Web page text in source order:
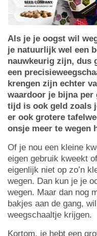
Als je je oogst wil
je natuurlijk wel een
nauwkeurig zijn, dus
een
krengen zijn echter
waardoor je bijna per
tijd is ook geld zoals
er ook grotere
onsje meer te wegen
Of je nou een kleine
eigen gebruik kweekt
eigenlijk niet op zo’n
wegen. Dan kun je je
wegen. Maar dan nog
bakjes aan de gang,
weegschaaltje krijgen.
Kortom, je hebt een